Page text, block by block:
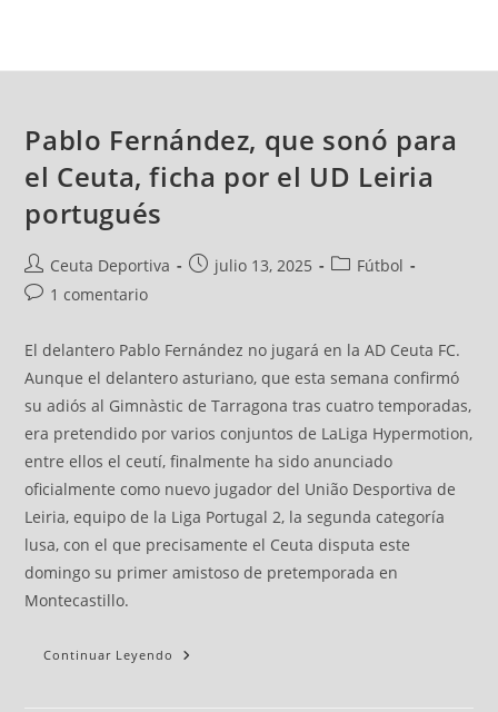
Pablo Fernández, que sonó para
el Ceuta, ficha por el UD Leiria
portugués
Ceuta Deportiva julio 13, 2025
Fútbol
1 comentario
El delantero Pablo Fernández no jugará en la AD Ceuta FC.
Aunque el delantero asturiano, que esta semana confirmó
su adiós al Gimnàstic de Tarragona tras cuatro temporadas,
era pretendido por varios conjuntos de LaLiga Hypermotion,
entre ellos el ceutí, finalmente ha sido anunciado
oficialmente como nuevo jugador del União Desportiva de
Leiria, equipo de la Liga Portugal 2, la segunda categoría
lusa, con el que precisamente el Ceuta disputa este
domingo su primer amistoso de pretemporada en
Montecastillo.
Continuar Leyendo